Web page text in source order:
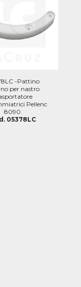
-Pattino
per nastro
Pellenc
8090.
05378LC